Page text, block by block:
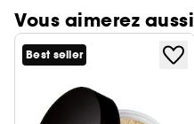
Vous aimerez aussi
Best seller